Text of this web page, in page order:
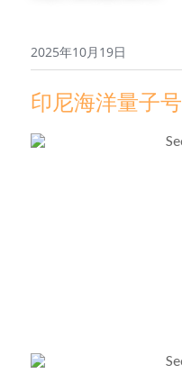
2025年10月19日
印尼海洋量子号